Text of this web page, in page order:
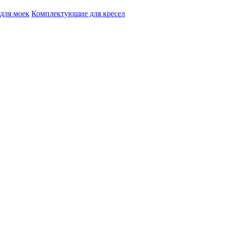
моек Комплектующие для кресел